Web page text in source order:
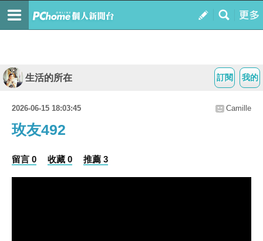
我的
訂閱
生活的所在
2026-06-15 18:03:45 Camille
玫友492
留言 0 收藏 0 推薦 3